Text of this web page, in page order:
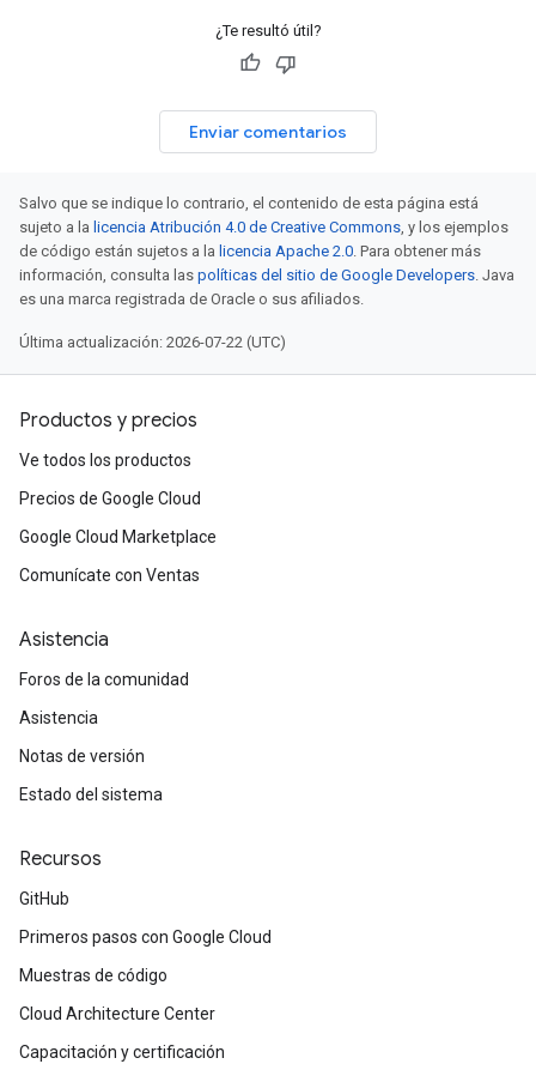
¿Te resultó útil?
Enviar comentarios
Salvo que se indique lo contrario, el contenido de esta página está
sujeto a la licencia Atribución 4.0 de Creative Commons, y los ejemplos
de código están sujetos a la licencia Apache 2.0. Para obtener más
información, consulta las políticas del sitio de Google Developers. Java
es una marca registrada de Oracle o sus afiliados.
Última actualización: 2026-07-22 (UTC)
Productos y precios
Ve todos los productos
Precios de Google Cloud
Google Cloud Marketplace
Comunícate con Ventas
Asistencia
Foros de la comunidad
Asistencia
Notas de versión
Estado del sistema
Recursos
GitHub
Primeros pasos con Google Cloud
Muestras de código
Cloud Architecture Center
Capacitación y certificación